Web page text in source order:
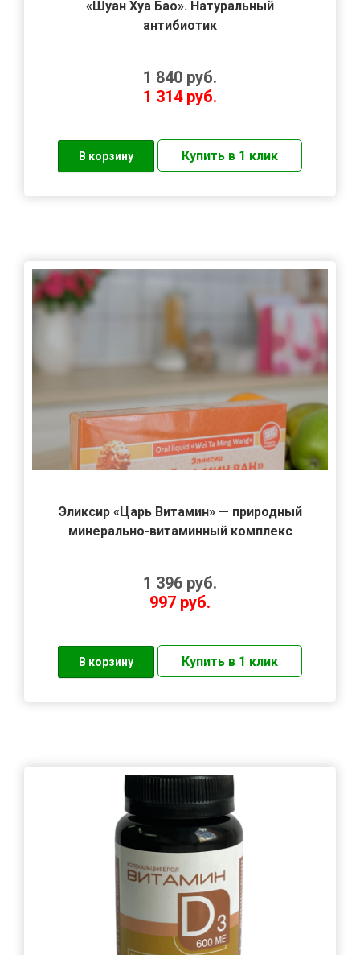
«Шуан Хуа Бао». Натуральный
антибиотик
1 840 руб.
1 314 руб.
Эликсир «Царь Витамин» — природный
минерально-витаминный комплекс
1 396 руб.
997 руб.